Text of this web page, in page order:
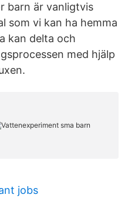
barn är vanligtvis
som vi kan ha hemma
kan delta och
med hjälp
jobs